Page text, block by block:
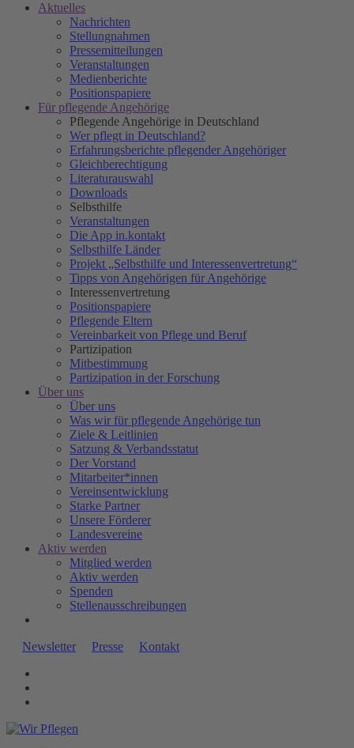
Aktuelles
Nachrichten
Stellungnahmen
Pressemitteilungen
Veranstaltungen
Medienberichte
Positionspapiere
Für pflegende Angehörige
Pflegende Angehörige in Deutschland
Wer pflegt in Deutschland?
Erfahrungsberichte pflegender Angehöriger
Gleichberechtigung
Literaturauswahl
Downloads
Selbsthilfe
Veranstaltungen
Die App in.kontakt
Selbsthilfe Länder
Projekt „Selbsthilfe und Interessenvertretung“
Tipps von Angehörigen für Angehörige
Interessenvertretung
Positionspapiere
Pflegende Eltern
Vereinbarkeit von Pflege und Beruf
Partizipation
Mitbestimmung
Partizipation in der Forschung
Über uns
Über uns
Was wir für pflegende Angehörige tun
Ziele & Leitlinien
Satzung & Verbandsstatut
Der Vorstand
Mitarbeiter*innen
Vereinsentwicklung
Starke Partner
Unsere Förderer
Landesvereine
Aktiv werden
Mitglied werden
Aktiv werden
Spenden
Stellenausschreibungen
Newsletter Presse Kontakt